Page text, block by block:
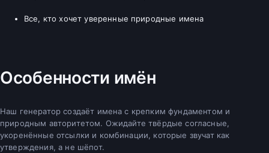
Все, кто хочет уверенные природные имена
Особенности имён
Наш генератор создаёт имена с крепким фундаментом и
природным авторитетом. Ожидайте твёрдые согласные,
укоренённые отсылки и комбинации, которые звучат как
утверждения, а не шёпот.